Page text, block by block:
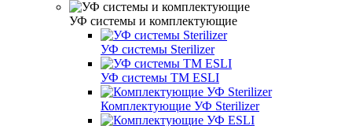
УФ системы и комплектующие
УФ системы Sterilizer
УФ системы TM ESLI
Комплектующие УФ Sterilizer